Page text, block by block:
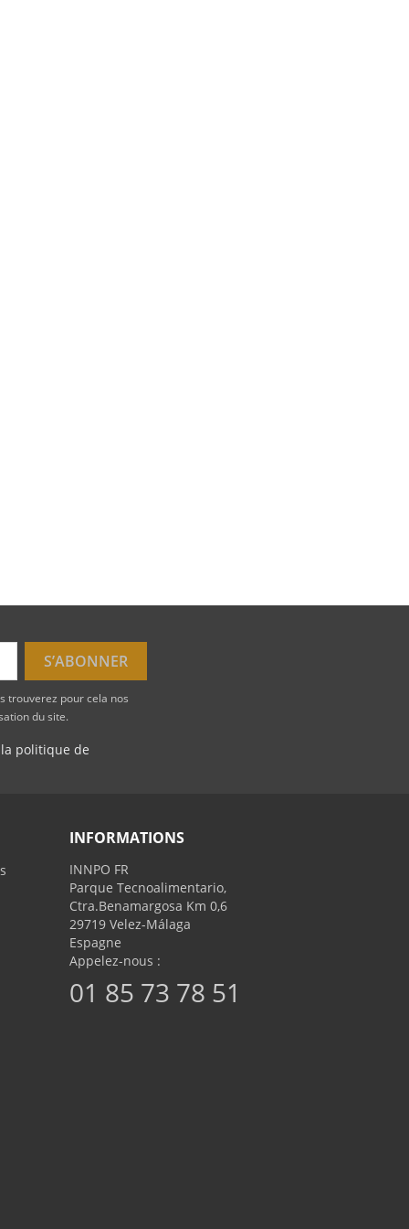
trouverez pour cela nos
du site.
politique de
INFORMATIONS
INNPO FR
Parque Tecnoalimentario,
Ctra.Benamargosa Km 0,6
29719 Velez-Málaga
Espagne
Appelez-nous :
01 85 73 78 51